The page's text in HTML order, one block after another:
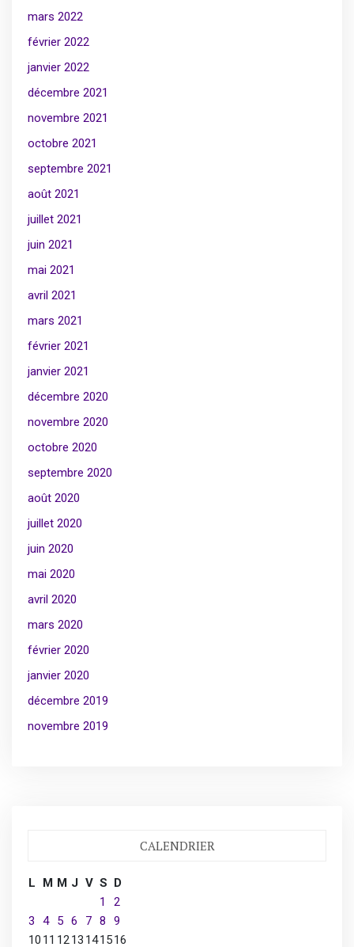
mars 2022
février 2022
janvier 2022
décembre 2021
novembre 2021
octobre 2021
septembre 2021
août 2021
juillet 2021
juin 2021
mai 2021
avril 2021
mars 2021
février 2021
janvier 2021
décembre 2020
novembre 2020
octobre 2020
septembre 2020
août 2020
juillet 2020
juin 2020
mai 2020
avril 2020
mars 2020
février 2020
janvier 2020
décembre 2019
novembre 2019
CALENDRIER
L M M J V S
D
1
2
3
4 5 6 7 8
9
10 11 1213 141516